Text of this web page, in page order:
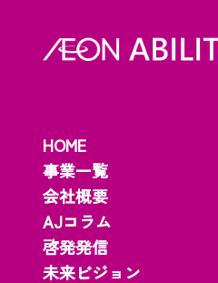
HOME
事業一覧
会社概要
AJコラム
啓発発信
未来ビジョン